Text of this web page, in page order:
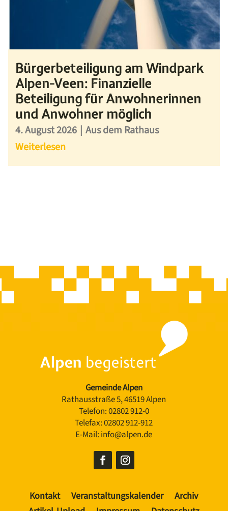
Bürgerbeteiligung am Windpark
Alpen-Veen: Finanzielle
Beteiligung für Anwohnerinnen
und Anwohner möglich
4. August 2026 | Aus dem Rathaus
Weiterlesen
Gemeinde Alpen
Rathausstraße 5, 46519 Alpen
Telefon:02802 912-0
Telefax:02802 912-912
E-Mail: info@alpen.de
Kontakt Veranstaltungskalender
Archiv